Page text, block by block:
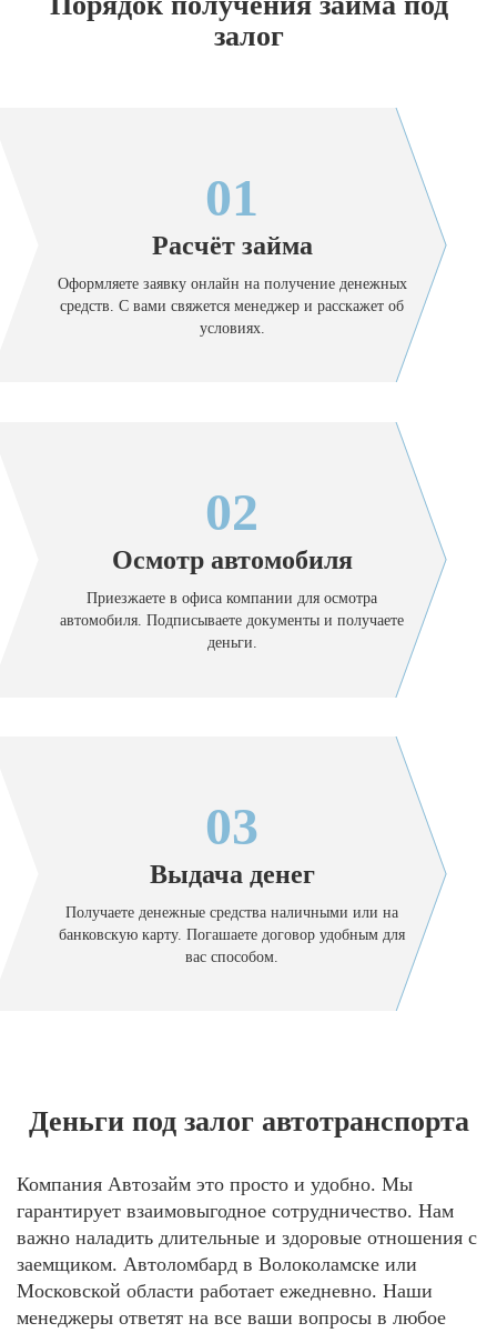
залог
01
Расчёт займа
Оформляете заявку онлайн на получение денежных
средств. С вами свяжется менеджер и расскажет об
условиях.
02
Осмотр автомобиля
Приезжаете в офиса компании для осмотра
автомобиля. Подписываете документы и получаете
деньги.
03
Выдача денег
Получаете денежные средства наличными или на
банковскую карту. Погашаете договор удобным для
вас способом.
Деньги под залог автотранспорта
Компания Автозайм это просто и удобно. Мы
гарантирует взаимовыгодное сотрудничество. Нам
важно наладить длительные и здоровые отношения с
заемщиком. Автоломбард в Волоколамске или
Московской области работает ежедневно. Наши
менеджеры ответят на все ваши вопросы в любое